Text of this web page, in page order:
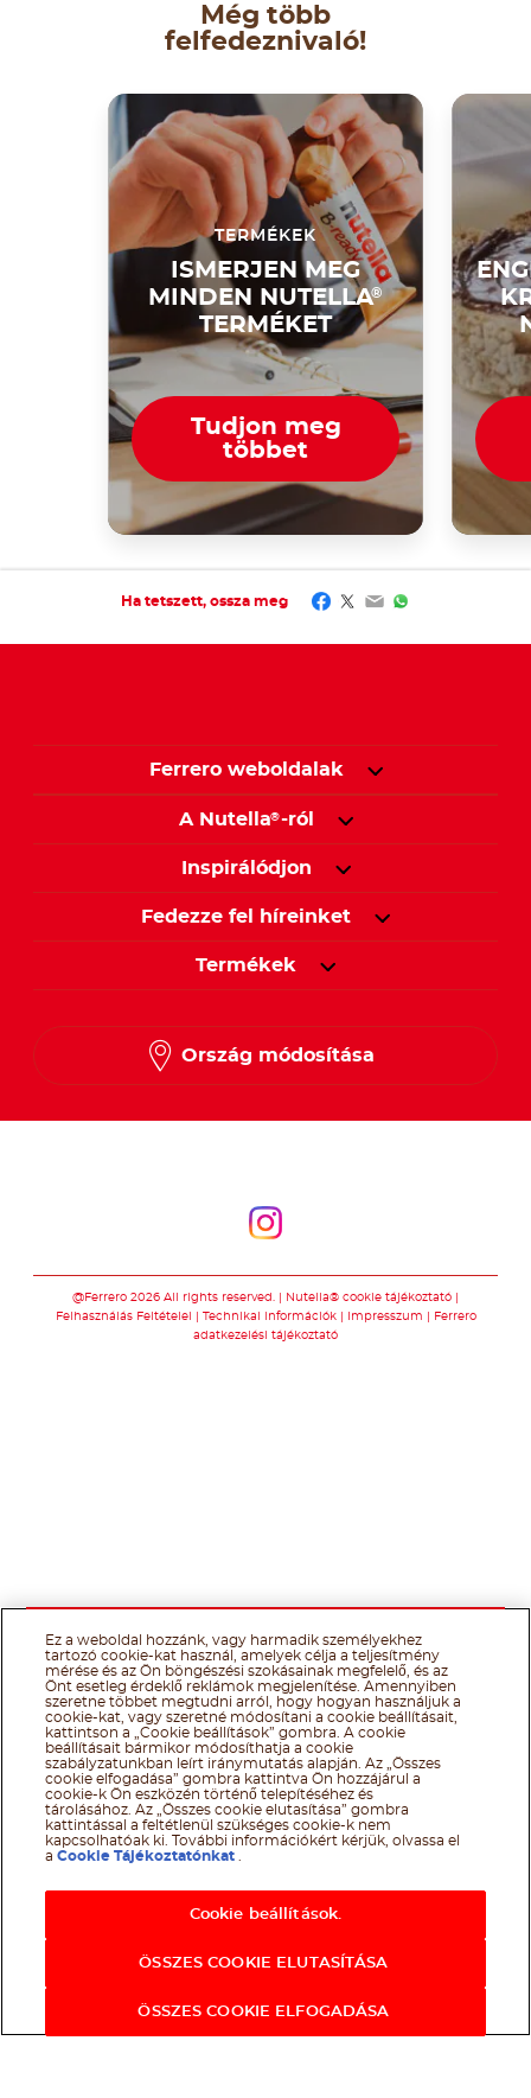
Még több
felfedeznivaló!
TERMÉKEK
ISMERJEN MEG
MINDEN NUTELLA®
TERMÉKET
Tudjon meg
többet
Ha tetszett, ossza meg Facebook
Twitter
EmailWhatsApp
Ferrero weboldalak
A Nutella®-ról
Inspirálódjon
Fedezze fel híreinket
Termékek
Ország módosítása
@Ferrero 2026 All rights reserved.
Nutella® cookie tájékoztató
Felhasználás Feltételei
Technikai információk Impresszum
Ferrero
adatkezelési tájékoztató
Ez a weboldal hozzánk, vagy harmadik személyekhez
tartozó cookie-kat használ, amelyek célja a teljesítmény
mérése és az Ön böngészési szokásainak megfelelő, és az
Önt esetleg érdeklő reklámok megjelenítése. Amennyiben
szeretne többet megtudni arról, hogy hogyan használjuk a
cookie-kat, vagy szeretné módosítani a cookie beállításait,
kattintson a „Cookie beállítások” gombra. A cookie
beállításait bármikor módosíthatja a cookie
szabályzatunkban leírt iránymutatás alapján. Az „Összes
cookie elfogadása” gombra kattintva Ön hozzájárul a
cookie-k Ön eszközén történő telepítéséhez és
tárolásához. Az „Összes cookie elutasítása” gombra
kattintással a feltétlenül szükséges cookie-k nem
kapcsolhatóak ki. További információkért kérjük, olvassa el
aCookie Tájékoztatónkat
Cookie beállítások.
ÖSSZES COOKIE ELUTASÍTÁSA
ÖSSZES COOKIE ELFOGADÁSA